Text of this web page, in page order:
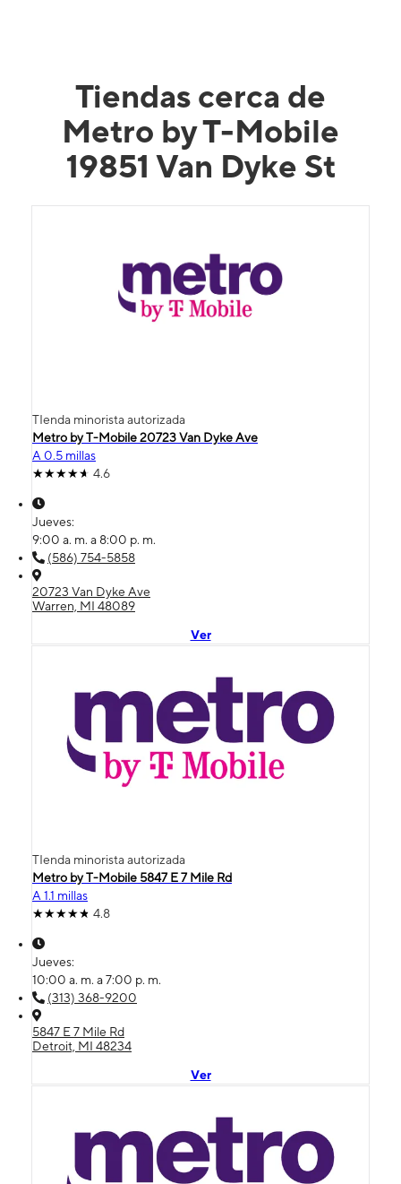
Tiendas cerca de
Metro by T-Mobile
19851 Van Dyke St
TIenda minorista autorizada
Metro by T-Mobile 20723 Van Dyke Ave
A 0.5 millas
4.6
Jueves:
9:00 a. m. a 8:00 p. m.
(586) 754-5858
20723 Van Dyke Ave
Warren, MI 48089
Ver
TIenda minorista autorizada
Metro by T-Mobile 5847 E 7 Mile Rd
A 1.1 millas
4.8
Jueves:
10:00 a. m. a 7:00 p. m.
(313) 368-9200
5847 E 7 Mile Rd
Detroit, MI 48234
Ver